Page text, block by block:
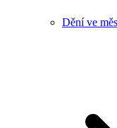
Dění ve